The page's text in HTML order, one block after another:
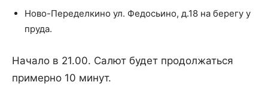
Ново-Переделкино ул. Федосьино, д.18 на берегу у
пруда.
Начало в 21.00. Салют будет продолжаться
примерно 10 минут.